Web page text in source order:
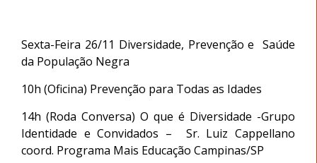
Sexta-Feira 26/11 Diversidade, Prevenção e Saúde
da População Negra
10h (Oficina) Prevenção para Todas as Idades
14h (Roda Conversa) O que é Diversidade -Grupo
Identidade e Convidados – Sr. Luiz Cappellano
coord. Programa Mais Educação Campinas/SP